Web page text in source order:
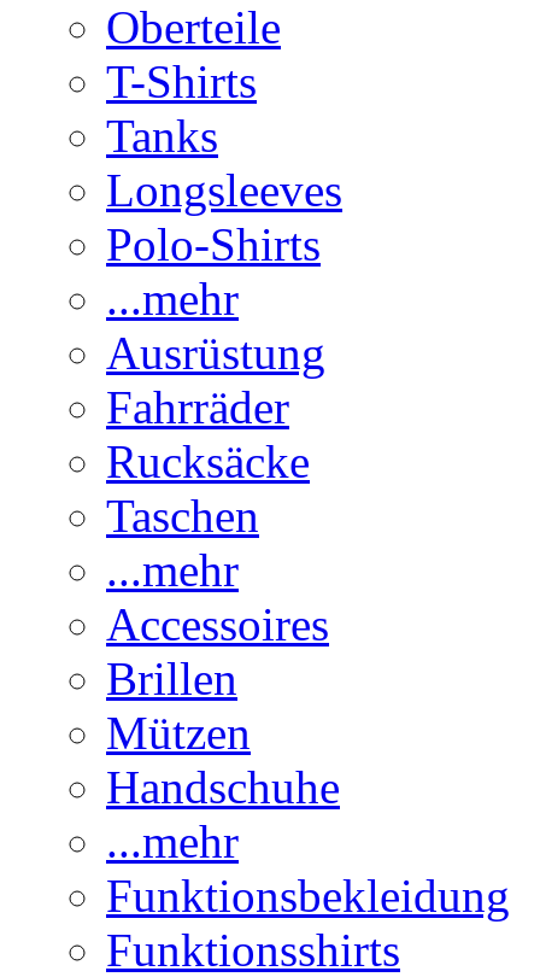
Oberteile
T-Shirts
Tanks
Longsleeves
Polo-Shirts
...mehr
Ausrüstung
Fahrräder
Rucksäcke
Taschen
...mehr
Accessoires
Brillen
Mützen
Handschuhe
...mehr
Funktionsbekleidung
Funktionsshirts